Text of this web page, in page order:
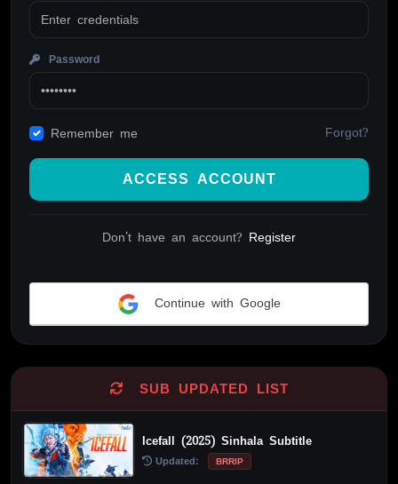
Password
Remember me Forgot?
ACCESS ACCOUNT
Don't have an account? Register
Continue with Google
SUB UPDATED LIST
Icefall (2025) Sinhala Subtitle
Updated: BRRIP